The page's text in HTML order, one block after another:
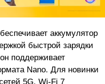
аккумулятор
быстрой зарядки
поддерживает
Nano. Для новинки
5G, Wi-Fi 7